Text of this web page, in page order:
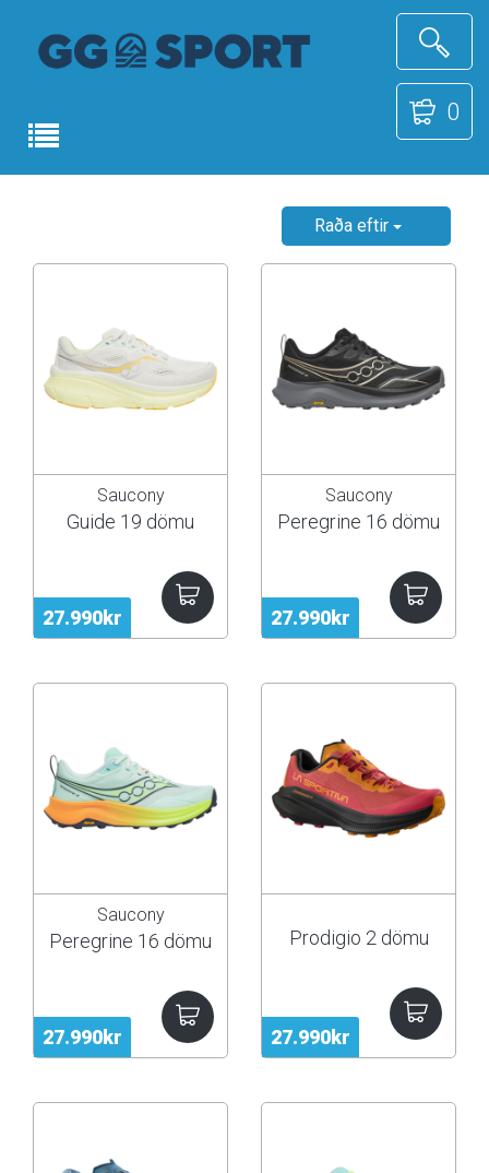
0
Raða eftir
27.990kr
Saucony
Guide 19 dömu
27.990kr
Saucony
Peregrine 16 dömu
27.990kr
Saucony
Peregrine 16 dömu
27.990kr
Prodigio 2 dömu